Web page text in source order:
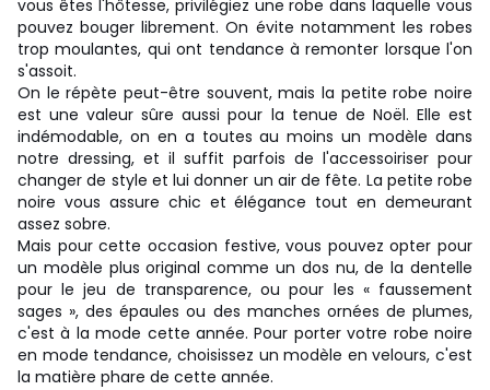
vous êtes l'hôtesse, privilégiez une robe dans laquelle vous
pouvez bouger librement. On évite notamment les robes
trop moulantes, qui ont tendance à remonter lorsque l'on
s'assoit.
On le répète peut-être souvent, mais la petite robe noire
est une valeur sûre aussi pour la tenue de Noël. Elle est
indémodable, on en a toutes au moins un modèle dans
notre dressing, et il suffit parfois de l'accessoiriser pour
changer de style et lui donner un air de fête. La petite robe
noire vous assure chic et élégance tout en demeurant
assez sobre.
Mais pour cette occasion festive, vous pouvez opter pour
un modèle plus original comme un dos nu, de la dentelle
pour le jeu de transparence, ou pour les « faussement
sages », des épaules ou des manches ornées de plumes,
c'est à la mode cette année. Pour porter votre robe noire
en mode tendance, choisissez un modèle en velours, c'est
la matière phare de cette année.